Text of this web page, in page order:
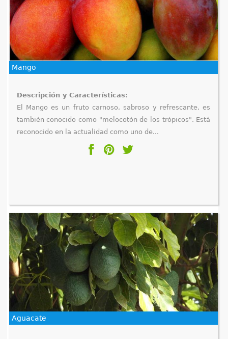
Mango
Descripción y Características:
El Mango es un fruto carnoso, sabroso y refrescante, es
también conocido como "melocotón de los trópicos". Está
reconocido en la actualidad como uno de...
Aguacate